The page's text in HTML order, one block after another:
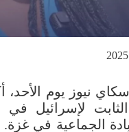
نيوز يوم
الثابت لإسرائيل
الجماعية في